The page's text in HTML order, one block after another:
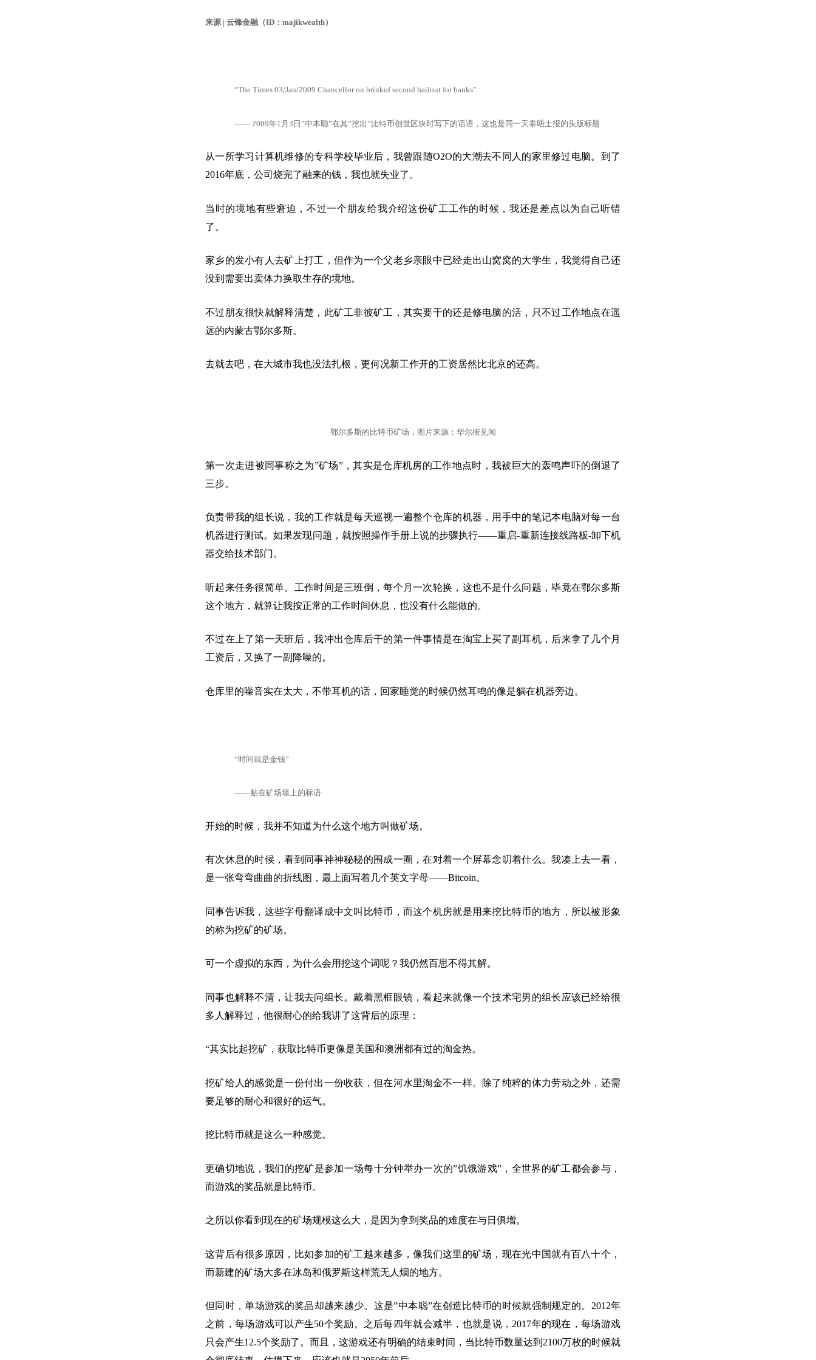
来源 | 云锋金融（ID：majikwealth）
“The Times 03/Jan/2009 Chancellor on brinkof second bailout for banks”
—— 2009年1月3日”中本聪”在其”挖出”比特币创世区块时写下的话语，这也是同一天泰晤士报的头版标题
从一所学习计算机维修的专科学校毕业后，我曾跟随O2O的大潮去不同人的家里修过电脑。到了
2016年底，公司烧完了融来的钱，我也就失业了。
当时的境地有些窘迫，不过一个朋友给我介绍这份矿工工作的时候，我还是差点以为自己听错
了。
家乡的发小有人去矿上打工，但作为一个父老乡亲眼中已经走出山窝窝的大学生，我觉得自己还
没到需要出卖体力换取生存的境地。
不过朋友很快就解释清楚，此矿工非彼矿工，其实要干的还是修电脑的活，只不过工作地点在遥
远的内蒙古鄂尔多斯。
去就去吧，在大城市我也没法扎根，更何况新工作开的工资居然比北京的还高。
鄂尔多斯的比特币矿场，图片来源：华尔街见闻
第一次走进被同事称之为”矿场”，其实是仓库机房的工作地点时，我被巨大的轰鸣声吓的倒退了
三步。
负责带我的组长说，我的工作就是每天巡视一遍整个仓库的机器，用手中的笔记本电脑对每一台
机器进行测试。如果发现问题，就按照操作手册上说的步骤执行——重启-重新连接线路板-卸下机
器交给技术部门。
听起来任务很简单。工作时间是三班倒，每个月一次轮换，这也不是什么问题，毕竟在鄂尔多斯
这个地方，就算让我按正常的工作时间休息，也没有什么能做的。
不过在上了第一天班后，我冲出仓库后干的第一件事情是在淘宝上买了副耳机，后来拿了几个月
工资后，又换了一副降噪的。
仓库里的噪音实在太大，不带耳机的话，回家睡觉的时候仍然耳鸣的像是躺在机器旁边。
“时间就是金钱”
——贴在矿场墙上的标语
开始的时候，我并不知道为什么这个地方叫做矿场。
有次休息的时候，看到同事神神秘秘的围成一圈，在对着一个屏幕念叨着什么。我凑上去一看，
是一张弯弯曲曲的折线图，最上面写着几个英文字母——Bitcoin。
同事告诉我，这些字母翻译成中文叫比特币，而这个机房就是用来挖比特币的地方，所以被形象
的称为挖矿的矿场。
可一个虚拟的东西，为什么会用挖这个词呢？我仍然百思不得其解。
同事也解释不清，让我去问组长。戴着黑框眼镜，看起来就像一个技术宅男的组长应该已经给很
多人解释过，他很耐心的给我讲了这背后的原理：
“其实比起挖矿，获取比特币更像是美国和澳洲都有过的淘金热。
挖矿给人的感觉是一份付出一份收获，但在河水里淘金不一样。除了纯粹的体力劳动之外，还需
要足够的耐心和很好的运气。
挖比特币就是这么一种感觉。
更确切地说，我们的挖矿是参加一场每十分钟举办一次的”饥饿游戏”，全世界的矿工都会参与，
而游戏的奖品就是比特币。
之所以你看到现在的矿场规模这么大，是因为拿到奖品的难度在与日俱增。
这背后有很多原因，比如参加的矿工越来越多，像我们这里的矿场，现在光中国就有百八十个，
而新建的矿场大多在冰岛和俄罗斯这样荒无人烟的地方。
但同时，单场游戏的奖品却越来越少。这是”中本聪”在创造比特币的时候就强制规定的。2012年
之前，每场游戏可以产生50个奖励。之后每四年就会减半，也就是说，2017年的现在，每场游戏
只会产生12.5个奖励了。而且，这游戏还有明确的结束时间，当比特币数量达到2100万枚的时候就